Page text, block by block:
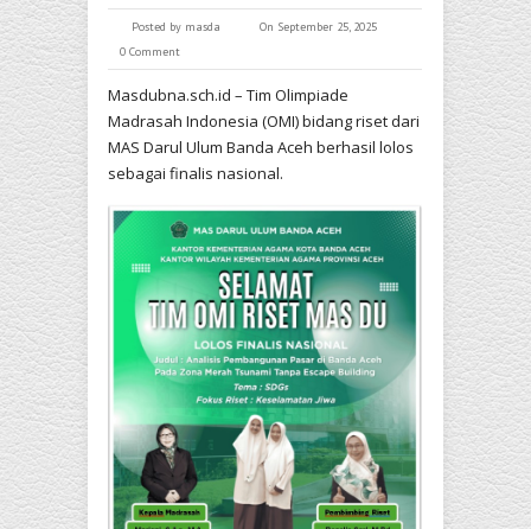
Posted by masda
On September 25, 2025
0 Comment
Masdubna.sch.id – Tim Olimpiade
Madrasah Indonesia (OMI) bidang riset dari
MAS Darul Ulum Banda Aceh berhasil lolos
sebagai finalis nasional.